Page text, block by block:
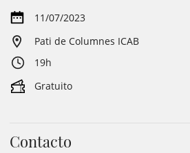
11/07/2023
Pati de Columnes ICAB
19h
Gratuito
Contacto